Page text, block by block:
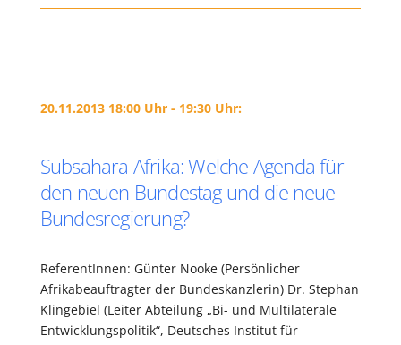
20.11.2013 18:00 Uhr - 19:30 Uhr:
Subsahara Afrika: Welche Agenda für
den neuen Bundestag und die neue
Bundesregierung?
ReferentInnen: Günter Nooke (Persönlicher
Afrikabeauftragter der Bundeskanzlerin) Dr. Stephan
Klingebiel (Leiter Abteilung „Bi- und Multilaterale
Entwicklungspolitik“, Deutsches Institut für